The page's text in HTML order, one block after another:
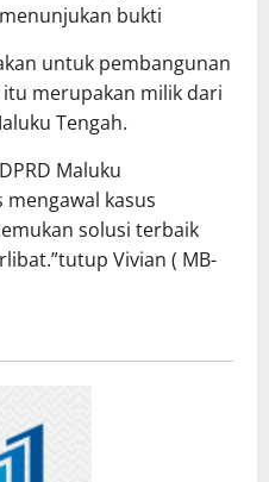
bukti
untuk pembangunan
merupakan milik dari
Tengah.
Maluku
kasus
solusi terbaik
Vivian ( MB-